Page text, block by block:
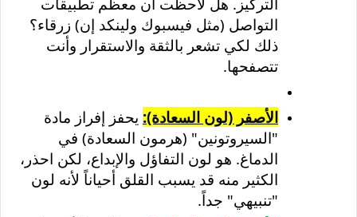
التواصل (مثل فيسبوك ولينكد إن) زرقاء؟
ذلك لكي تشعر بالثقة والاستقرار وأنت
تتصفحها.
الأصفر (لون السعادة): يحفز إفراز مادة
"السيروتونين" (هرمون السعادة) في
الدماغ. هو لون التفاؤل والإبداع، لكن احذر،
الكثير منه قد يسبب القلق أحياناً لأنه لون
"تنبيهي" جداً.